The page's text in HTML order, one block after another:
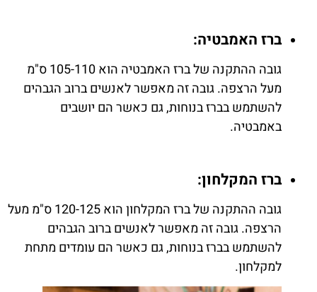
ברז האמבטיה:
גובה ההתקנה של ברז האמבטיה הוא 105-110 ס"מ
מעל הרצפה. גובה זה מאפשר לאנשים ברוב הגבהים
להשתמש בברז בנוחות, גם כאשר הם יושבים
באמבטיה.
ברז המקלחון:
גובה ההתקנה של ברז המקלחון הוא 120-125 ס"מ מעל
הרצפה. גובה זה מאפשר לאנשים ברוב הגבהים
להשתמש בברז בנוחות, גם כאשר הם עומדים מתחת
למקלחון.